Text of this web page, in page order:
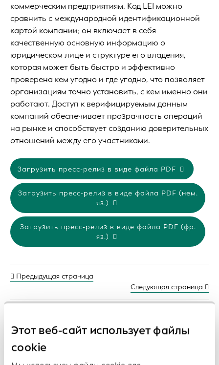
Этот веб-сайт использует файлы
cookie
коммерческим предприятиям. Код LEI можно
сравнить с международной идентификационной
картой компании; он включает в себя
качественную основную информацию о
юридическом лице и структуре его владения,
которая может быть быстро и эффективно
проверена кем угодно и где угодно, что позволяет
организациям точно установить, с кем именно они
работают. Доступ к верифицируемым данным
компаний обеспечивает прозрачность операций
на рынке и способствует созданию доверительных
отношений между его участниками.
Загрузить пресс-релиз в виде файла PDF
Загрузить пресс-релиз в виде файла PDF (нем.
яз.)
Загрузить пресс-релиз в виде файла PDF (фр.
яз.)
Предыдущая страница
Следующая страница
Предыдущие пресс-релизы: